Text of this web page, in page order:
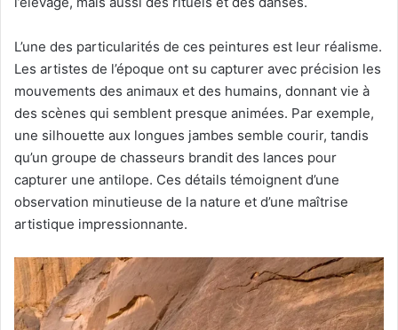
L’une des particularités de ces peintures est leur réalisme.
Les artistes de l’époque ont su capturer avec précision les
mouvements des animaux et des humains, donnant vie à
des scènes qui semblent presque animées. Par exemple,
une silhouette aux longues jambes semble courir, tandis
qu’un groupe de chasseurs brandit des lances pour
capturer une antilope. Ces détails témoignent d’une
observation minutieuse de la nature et d’une maîtrise
artistique impressionnante.